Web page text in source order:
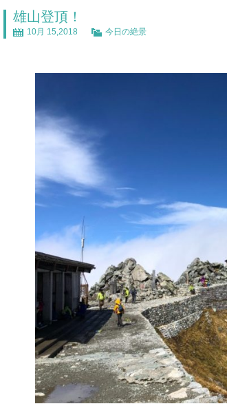
雄山登頂！
10月 15,2018 今日の絶景